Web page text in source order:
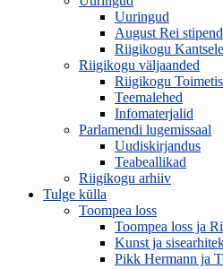
Uuringud
August Rei
Riigikogu
Riigikogu väljaanded
Riigikogu
Teemalehed
Infomaterjalid
Parlamendi lugemissaal
Uudiskirjandus
Teabeallikad
Riigikogu arhiiv
Tulge külla
Toompea loss
Toompea loss ja
Kunst ja
Pikk Hermann ja